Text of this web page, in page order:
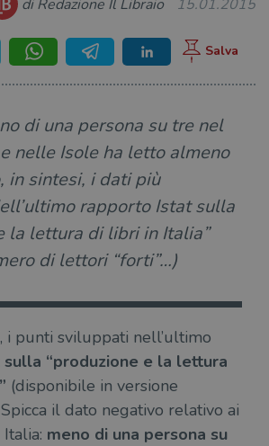
di Redazione Il Libraio 15.01.2015
di una persona su tre nel
nelle Isole ha letto almeno
in sintesi, i dati più
rapporto Istat sulla
la lettura di libri in Italia”
di lettori “forti”…)
i punti sviluppati nell’ultimo
“produzione e la lettura
(disponibile in versione
il dato negativo relativo ai
meno di una persona su